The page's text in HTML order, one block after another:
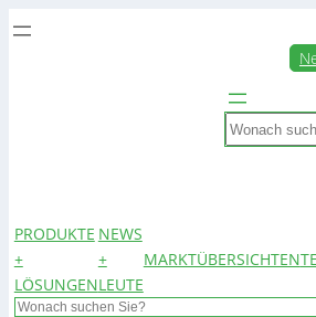
Search
PRODUKTE
+
LÖSUNGEN
NEWS
+
LEUTE
MARKTÜBERSICHTEN
Search